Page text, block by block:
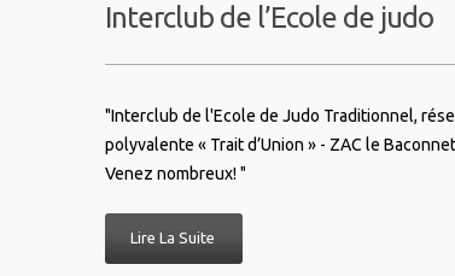
Interclub de l’Ecole de judo
"Interclub de l'Ecole de Judo Traditionnel,
polyvalente « Trait d’Union » - ZAC le
Venez nombreux! "
Lire La Suite